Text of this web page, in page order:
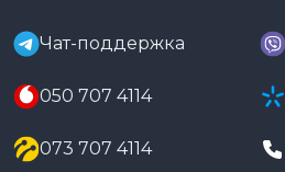
Чат-поддержка
050 707 4114
073 707 4114